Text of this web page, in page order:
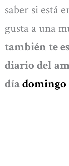
saber si está
gusta a una
también te
diario del
díadomingo